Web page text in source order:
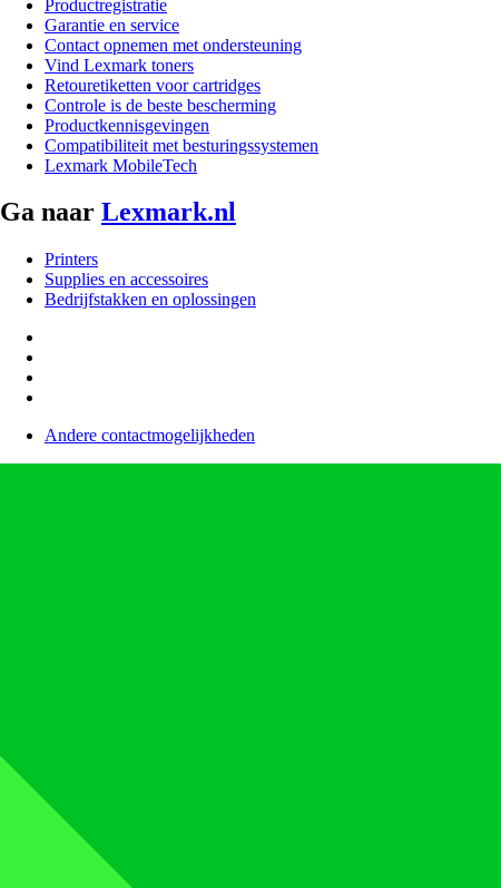
Productregistratie
Garantie en service
Contact opnemen met ondersteuning
Vind Lexmark toners
Retouretiketten voor cartridges
Controle is de beste bescherming
Productkennisgevingen
Compatibiliteit met besturingssystemen
Lexmark MobileTech
Ga naar Lexmark.nl
Printers
Supplies en accessoires
Bedrijfstakken en oplossingen
Andere contactmogelijkheden